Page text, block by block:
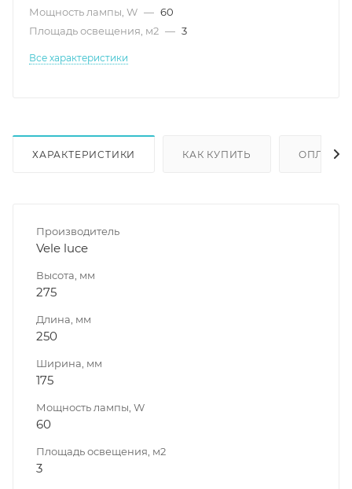
Мощность лампы, W — 60
Площадь освещения, м2 — 3
Все характеристики
ХАРАКТЕРИСТИКИ КАК КУПИТЬ ОПЛАТА
Производитель
Vele luce
Высота, мм
275
Длина, мм
250
Ширина, мм
175
Мощность лампы, W
60
Площадь освещения, м2
3